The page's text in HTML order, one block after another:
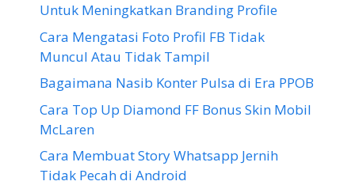
Untuk Meningkatkan Branding Profile
Cara Mengatasi Foto Profil FB Tidak
Muncul Atau Tidak Tampil
Bagaimana Nasib Konter Pulsa di Era PPOB
Cara Top Up Diamond FF Bonus Skin Mobil
McLaren
Cara Membuat Story Whatsapp Jernih
Tidak Pecah di Android